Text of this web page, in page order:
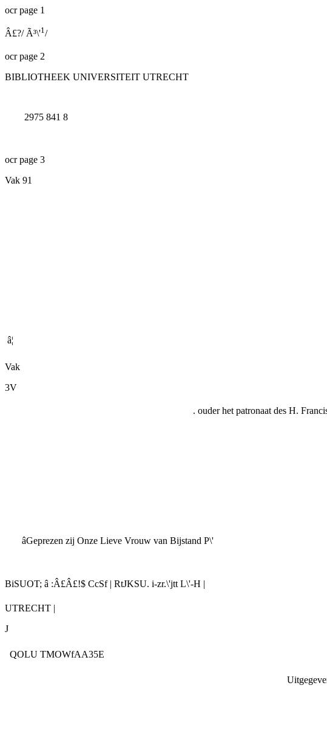
ocr page 1
Â£?/Ã³\'1/
ocr page 2
BIBLIOTHEEK UNIVERSITEIT UTRECHT
2975 841 8
ocr page 3
Vak 91
â¦
Vak
3V
. ouder het patronaat des H.
âGeprezen zij Onze Lieve Vrouw van Bijstand P\'
BiSUOT; â :Â£Â£!$ CcSf | RtJKSU. i-zr.\'jtt L\'-H |
UTRECHT |
J
QOLU TMOWfAA35E